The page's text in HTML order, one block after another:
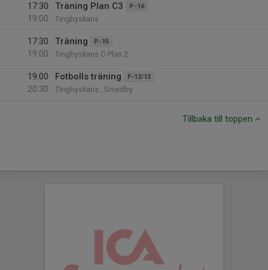
17:30
19:00
Träning Plan C3 P-16
Tingbyskans
17:30
19:00
Träning P-15
Tingbyskans C-Plan 2
19:00
20:30
Fotbolls träning F-12/13
Tingbyskans , Smedby
Tillbaka till toppen